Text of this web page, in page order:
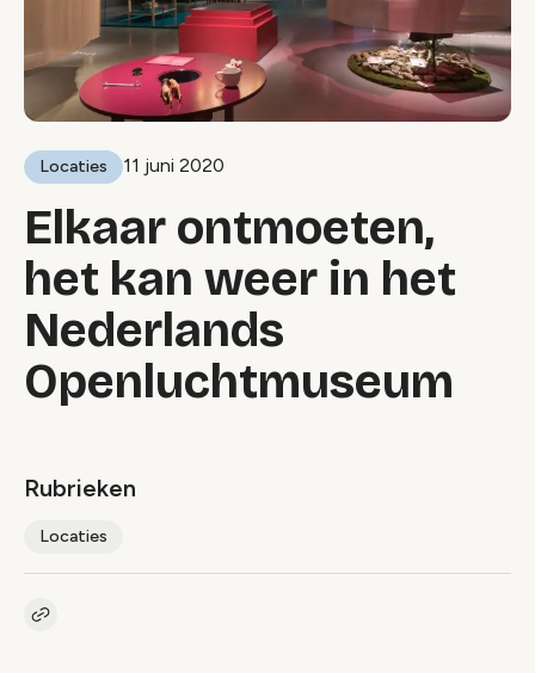
Locaties 11 juni 2020
Elkaar ontmoeten,
het kan weer in het
Nederlands
Openluchtmuseum
Rubrieken
Locaties
Kopieer link naar artikel